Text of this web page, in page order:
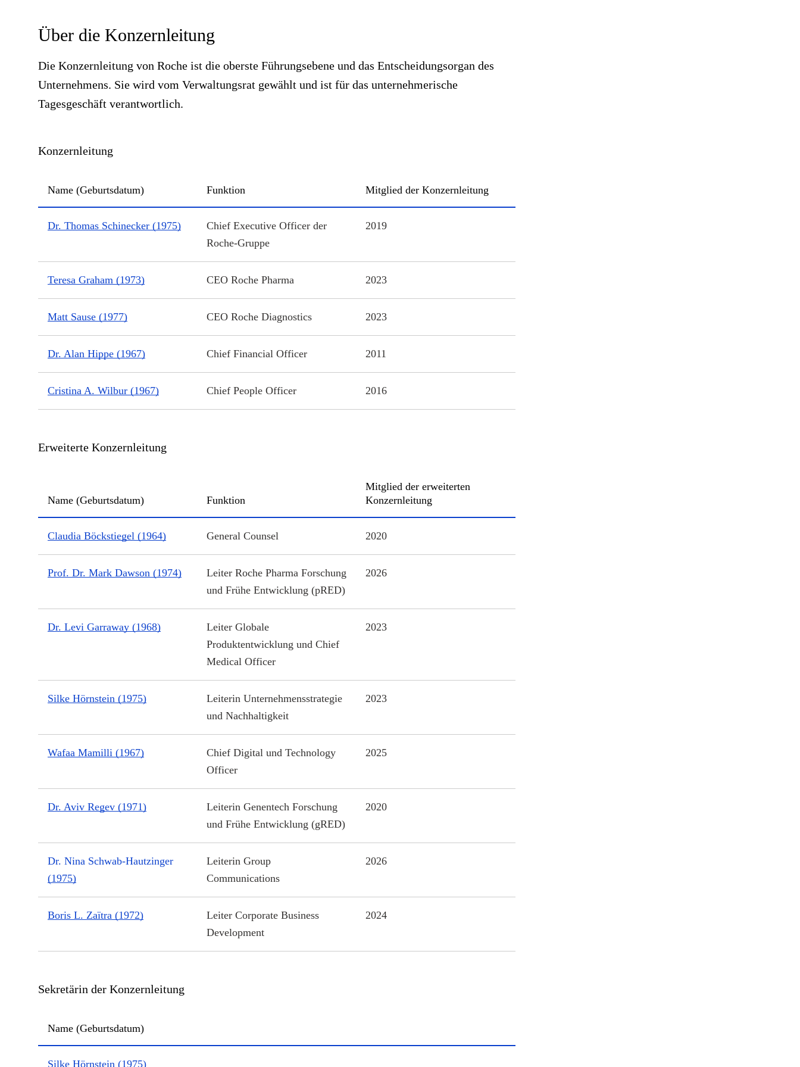
Über die Konzernleitung
Die Konzernleitung von Roche ist die oberste Führungsebene und das Entscheidungsorgan des
Unternehmens. Sie wird vom Verwaltungsrat gewählt und ist für das unternehmerische
Tagesgeschäft verantwortlich.
Konzernleitung
Name (Geburtsdatum) Funktion Mitglied der Konzernleitung
Dr. Thomas Schinecker (1975)
Chief Executive Officer der
Roche-Gruppe
2019
Teresa Graham (1973) CEO Roche Pharma 2023
Matt Sause (1977) CEO Roche Diagnostics 2023
Dr. Alan Hippe (1967) Chief Financial Officer 2011
Cristina A. Wilbur (1967) Chief People Officer 2016
Erweiterte Konzernleitung
Name (Geburtsdatum) Funktion
Mitglied der erweiterten
Konzernleitung
Claudia Böckstiegel (1964) General Counsel 2020
Prof. Dr. Mark Dawson (1974)
Leiter Roche Pharma Forschung
und Frühe Entwicklung (pRED)
2026
Dr. Levi Garraway (1968)
Leiter Globale
Produktentwicklung und Chief
Medical Officer
2023
Silke Hörnstein (1975)
Leiterin Unternehmensstrategie
und Nachhaltigkeit
2023
Wafaa Mamilli (1967)
Chief Digital und Technology
Officer
2025
Dr. Aviv Regev (1971)
Leiterin Genentech Forschung
und Frühe Entwicklung (gRED)
2020
Dr. Nina Schwab-Hautzinger
(1975)
Leiterin Group
Communications
2026
Boris L. Zaïtra (1972)
Leiter Corporate Business
Development
2024
Sekretärin der Konzernleitung
Name (Geburtsdatum)
Silke Hörnstein (1975)